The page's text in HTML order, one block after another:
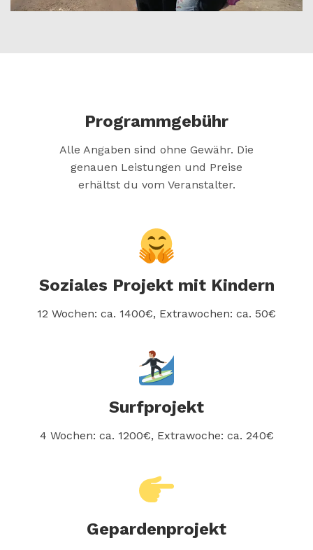
Programmgebühr
Alle Angaben sind ohne Gewähr. Die
genauen Leistungen und Preise
erhältst du vom Veranstalter.
Soziales Projekt mit Kindern
12 Wochen: ca. 1400€, Extrawochen: ca. 50€
Surfprojekt
4 Wochen: ca. 1200€, Extrawoche: ca. 240€
Gepardenprojekt